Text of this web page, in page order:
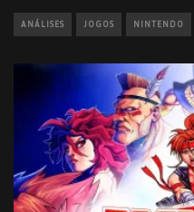
ANÁLISES JOGOS NINTENDO